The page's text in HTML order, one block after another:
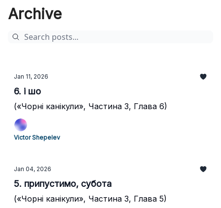
Archive
Jan 11, 2026
6. і шо
(«Чорні канікули», Частина 3, Глава 6)
Victor Shepelev
Jan 04, 2026
5. припустимо, субота
(«Чорні канікули», Частина 3, Глава 5)